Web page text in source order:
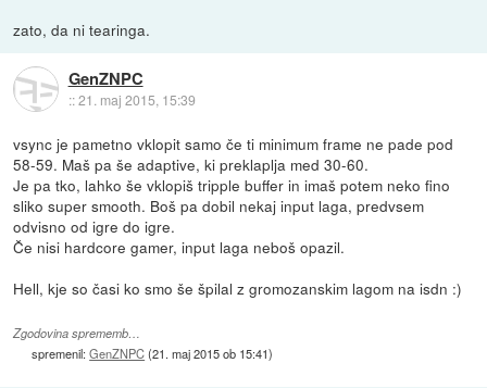
zato, da ni tearinga.
GenZNPC
::21. maj 2015, 15:39
vsync je pametno vklopit samo če ti minimum frame ne pade pod
58-59. Maš pa še adaptive, ki preklaplja med 30-60.
Je pa tko, lahko še vklopiš tripple buffer in imaš potem neko fino
sliko super smooth. Boš pa dobil nekaj input laga, predvsem
odvisno od igre do igre.
Če nisi hardcore gamer, input laga neboš opazil.
Hell, kje so časi ko smo še špilal z gromozanskim lagom na isdn :)
Zgodovina sprememb…
spremenil:GenZNPC(21. maj 2015 ob 15:41)